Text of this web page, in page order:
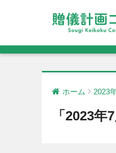
ホーム 2023
「2023